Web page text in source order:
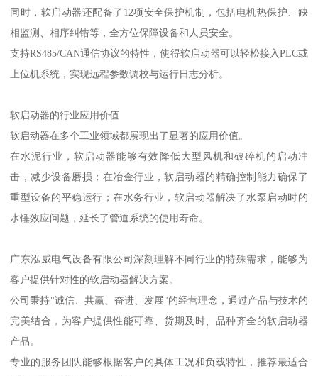
同时，软启动器还配备了12项安全保护机制，包括电机热保护、缺
相监测、相序纠错等，全方位保障设备和人员安全。
支持RS485/CAN通信协议的特性，使得软启动器可以轻松接入PLC或
上位机系统，实现远程参数调校与运行日志分析。
软启动器的行业应用价值
软启动器在多个工业领域都展现出了显著的应用价值。
在水泥行业，软启动器能够有效降低大型风机和破碎机的启动冲
击，减少设备磨损；在冶金行业，软启动器的精确控制能力确保了
重型设备的平稳运行；在水务行业，软启动器解决了水泵启动时的
水锤效应问题，延长了管道系统的使用寿命。
广东泓威电气设备有限公司深刻理解不同行业的特殊需求，能够为
客户提供针对性的软启动器解决方案。
公司秉持"诚信、共赢、奋进、发展"的经营理念，通过产品与技术的
完美结合，为客户提供性能可靠、货期及时、品种齐全的软启动器
产品。
专业的服务团队能够根据客户的具体工况和负载特性，推荐最适合